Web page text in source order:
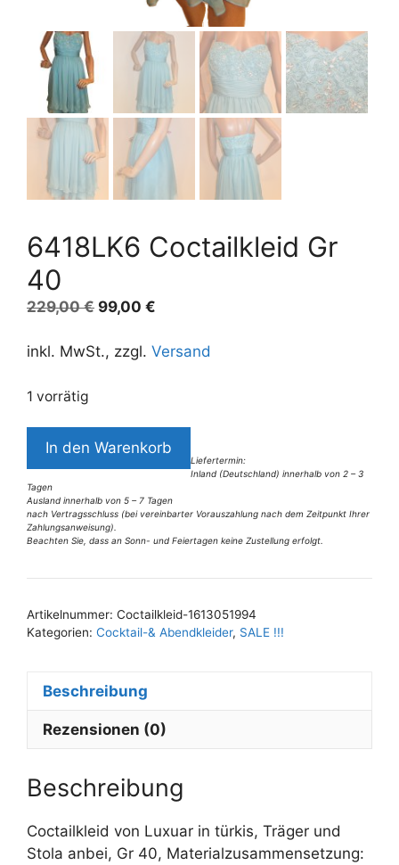
6418LK6 Coctailkleid Gr
40
229,00€ Ursprünglicher
war:
99,00 €
ist:
inkl. MwSt., zzgl. Versand
1 vorrätig
6418LK6
Coctailkleid
Gr
40
Menge
In den Warenkorb
Liefertermin:
Inland (Deutschland) innerhalb von 2 – 3
Tagen
Ausland innerhalb von 5 – 7 Tagen
nach Vertragsschluss (bei vereinbarter Vorauszahlung nach dem Zeitpunkt Ihrer
Zahlungsanweisung).
Beachten Sie, dass an Sonn- und Feiertagen keine Zustellung erfolgt.
l
e
t
e
Artikelnummer: Coctailkleid-1613051994
Kategorien: Cocktail-& Abendkleider, SALE !!!
Beschreibung
Rezensionen (0)
Beschreibung
Coctailkleid von Luxuar in türkis, Träger und
Stola anbei, Gr 40, Materialzusammensetzung: